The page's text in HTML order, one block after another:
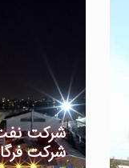
شرکت نفت
شرکت